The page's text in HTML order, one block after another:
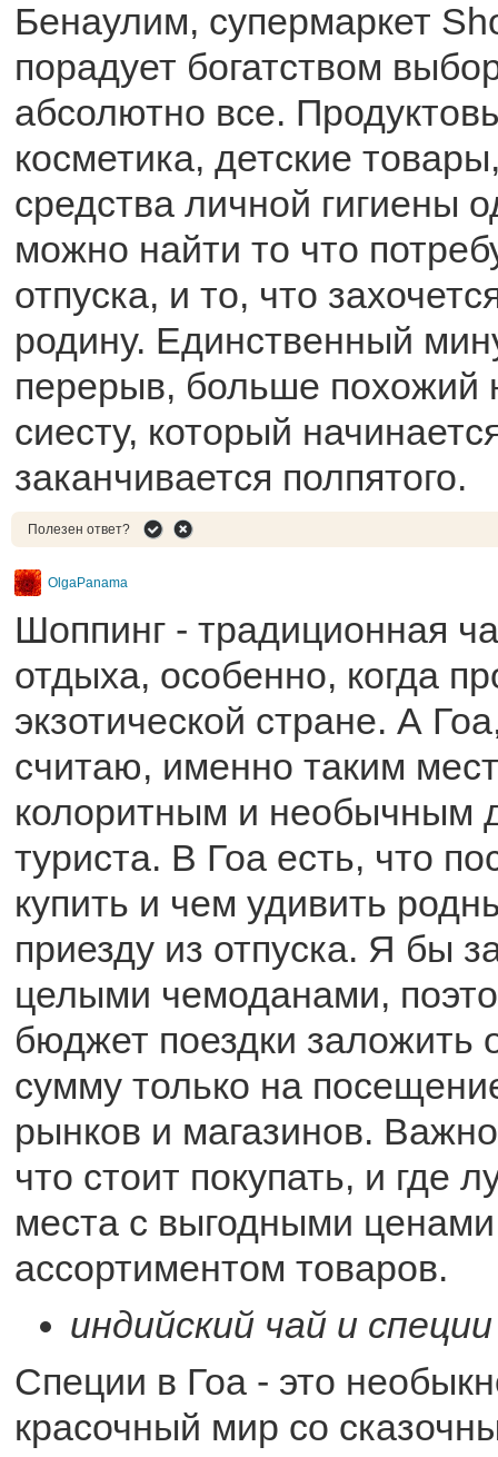
Бенаулим, супермаркет
порадует богатством
абсолютно все.
косметика, детские
средства личной гигиены
можно найти то что
отпуска, и то, что
родину. Единственный
перерыв, больше похожий
сиесту, который
заканчивается полпятого.
Полезен ответ?
OlgaPanama
Шоппинг - традиционная
отдыха, особенно, когда
экзотической стране. А
считаю, именно таким
колоритным и необычным
туриста. В Гоа есть, что
купить и чем удивить
приезду из отпуска. Я бы
целыми чемоданами,
бюджет поездки заложить
сумму только на
рынков и магазинов.
что стоит покупать, и где
места с выгодными
ассортиментом товаров.
индийский чай и специи
Специи в Гоа - это
красочный мир со